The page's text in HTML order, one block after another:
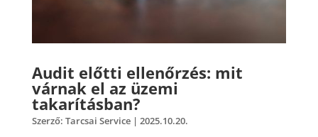
Audit előtti ellenőrzés: mit
várnak el az üzemi
takarításban?
Szerző: Tarcsai Service| 2025.10.20.